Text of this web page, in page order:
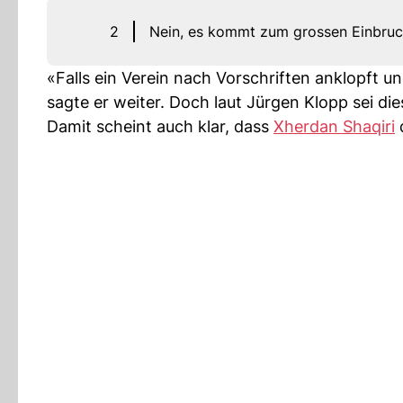
2 Nein, es kommt zum grossen
«Falls ein Verein nach Vorschriften anklopft
sagte er weiter. Doch laut Jürgen Klopp sei
Damit scheint auch klar, dass Xherdan Shaqiri